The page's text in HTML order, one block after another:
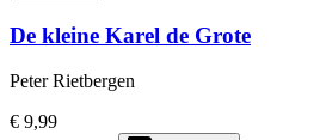
De kleine Karel de Grote
Peter Rietbergen
€ 9,99